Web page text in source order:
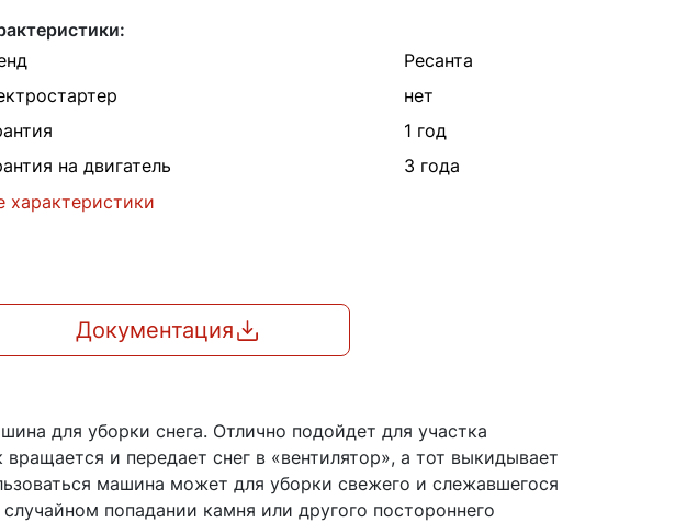
Ресанта
нет
1 год
на двигатель
3 года
характеристики
Документация
для уборки снега. Отлично подойдет для участка
и передает снег в «вентилятор», а тот выкидывает
машина может для уборки свежего и слежавшегося
попадании камня или другого постороннего